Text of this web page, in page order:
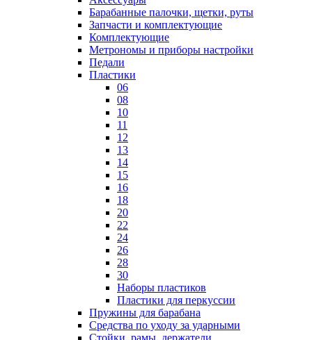
Барабанные палочки, щетки, руты
Запчасти и комплектующие
Комплектующие
Метрономы и приборы настройки
Педали
Пластики
06
08
10
11
12
13
14
15
16
18
20
22
24
26
28
30
Наборы пластиков
Пластики для перкуссии
Пружины для барабана
Средства по уходу за ударными
Стойки, рамы, держатели